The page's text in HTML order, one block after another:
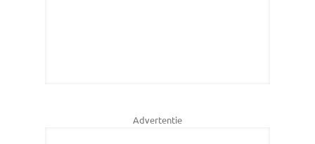
Advertentie